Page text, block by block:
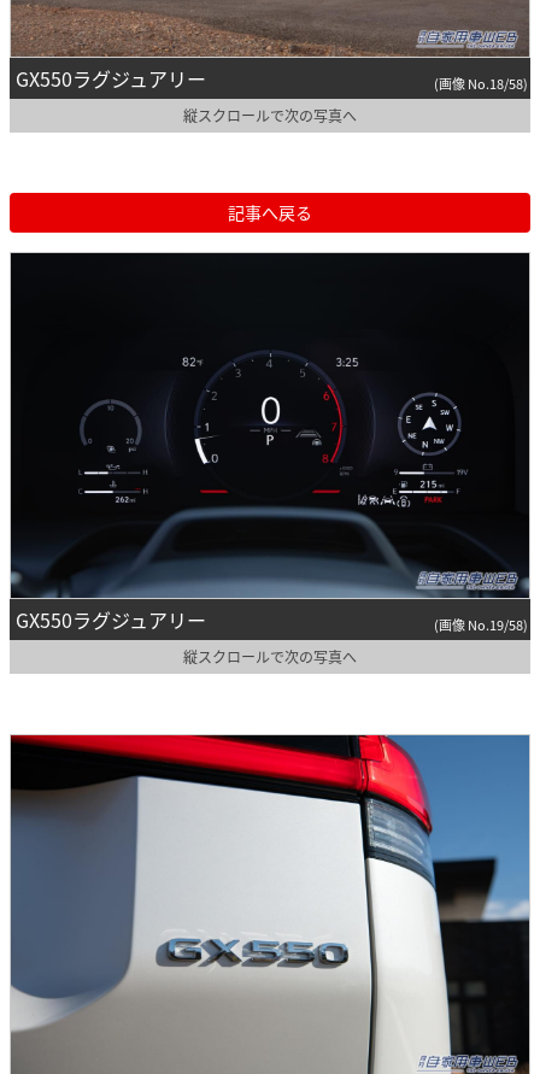
GX550ラグジュアリー (画像 No.18/58)
縦スクロールで次の写真へ
記事へ戻る
GX550ラグジュアリー (画像 No.19/58)
縦スクロールで次の写真へ